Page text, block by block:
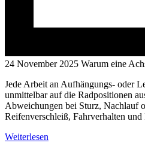
24 November 2025 Warum eine
Jede Arbeit an Aufhängungs- oder
unmittelbar auf die Radpositionen
Abweichungen bei Sturz, Nachlauf
Reifenverschleiß, Fahrverhalten und
Weiterlesen